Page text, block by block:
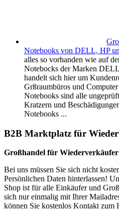
Notebooks von DELL, HP
alles so vorhanden wie auf
Notebocks der Marken
handelt sich hier um
Grßraumbüros und
Notebooks sind alle
Kratzern und
Notebooks ...
B2B Marktplatz für
Großhandel für
Bei uns müssen Sie sich nicht
Persönlichen Daten hinterlassen!
Shop ist für alle Einkäufer und
sich nur einmalig mit Ihrer
können Sie kostenlos Kontakt zum